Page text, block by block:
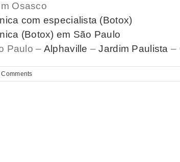
Osasco
com especialista (Botox)
(Botox) em São Paulo
Paulo – Alphaville –Jardim Paulista –
Comments